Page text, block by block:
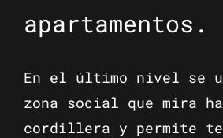
apartamentos.
En el último nivel se
zona social que mira
cordillera y permite